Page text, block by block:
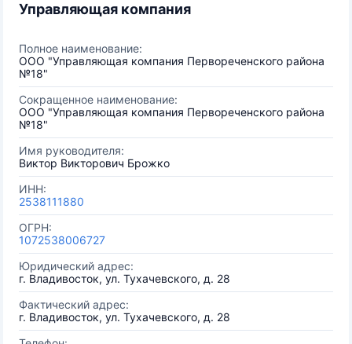
Управляющая компания
Полное наименование:
ООО "Управляющая компания Первореченского района
№18"
Сокращенное наименование:
ООО "Управляющая компания Первореченского района
№18"
Имя руководителя:
Виктор Викторович Брожко
ИНН:
2538111880
ОГРН:
1072538006727
Юридический адрес:
г. Владивосток, ул. Тухачевского, д. 28
Фактический адрес:
г. Владивосток, ул. Тухачевского, д. 28